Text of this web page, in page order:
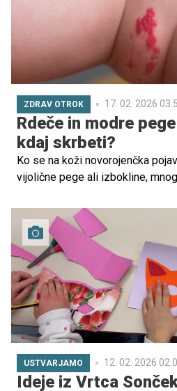
ZDRAV OTROK 17. 02. 2026
Rdeče in modre
kdaj skrbeti?
Ko se na koži novorojenčka
vijolične pege ali izbokline,
USTVARJAMO 12. 02. 2026
Ideje iz Vrtca